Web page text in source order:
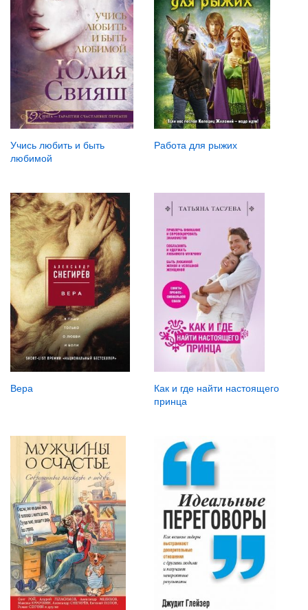
Учись любить и быть
любимой
Работа для рыжих
Вера
Как и где найти настоящего
принца